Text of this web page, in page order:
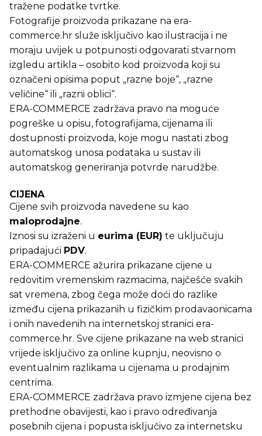
tražene podatke tvrtke.
Fotografije proizvoda prikazane na era-
commerce.hr služe isključivo kao ilustracija i ne
moraju uvijek u potpunosti odgovarati stvarnom
izgledu artikla – osobito kod proizvoda koji su
označeni opisima poput „razne boje“, „razne
veličine“ ili „razni oblici“.
ERA-COMMERCE zadržava pravo na moguće
pogreške u opisu, fotografijama, cijenama ili
dostupnosti proizvoda, koje mogu nastati zbog
automatskog unosa podataka u sustav ili
automatskog generiranja potvrde narudžbe.
CIJENA
Cijene svih proizvoda navedene su kao
maloprodajne.
Iznosi su izraženi u eurima (EUR) te uključuju
pripadajući PDV.
ERA-COMMERCE ažurira prikazane cijene u
redovitim vremenskim razmacima, najčešće svakih
sat vremena, zbog čega može doći do razlike
između cijena prikazanih u fizičkim prodavaonicama
i onih navedenih na internetskoj stranici era-
commerce.hr. Sve cijene prikazane na web stranici
vrijede isključivo za online kupnju, neovisno o
eventualnim razlikama u cijenama u prodajnim
centrima.
ERA-COMMERCE zadržava pravo izmjene cijena bez
prethodne obavijesti, kao i pravo određivanja
posebnih cijena i popusta isključivo za internetsku